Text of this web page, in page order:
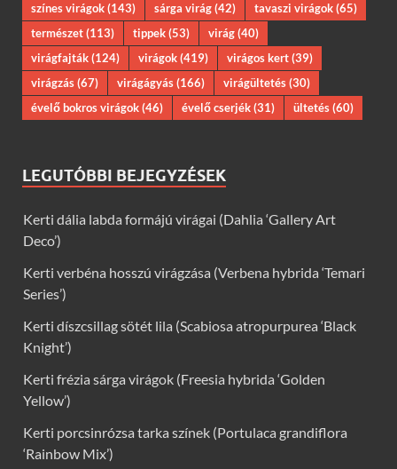
színes virágok(143) sárga virág(42) tavaszi virágok(65)
természet(113) tippek(53) virág(40)
virágfajták(124) virágok(419) virágos kert(39)
virágzás(67) virágágyás(166) virágültetés(30)
évelő bokros virágok(46) évelő cserjék(31) ültetés(60)
LEGUTÓBBI BEJEGYZÉSEK
Kerti dália labda formájú virágai (Dahlia ‘Gallery Art
Deco’)
Kerti verbéna hosszú virágzása (Verbena hybrida ‘Temari
Series’)
Kerti díszcsillag sötét lila (Scabiosa atropurpurea ‘Black
Knight’)
Kerti frézia sárga virágok (Freesia hybrida ‘Golden
Yellow’)
Kerti porcsinrózsa tarka színek (Portulaca grandiflora
‘Rainbow Mix’)